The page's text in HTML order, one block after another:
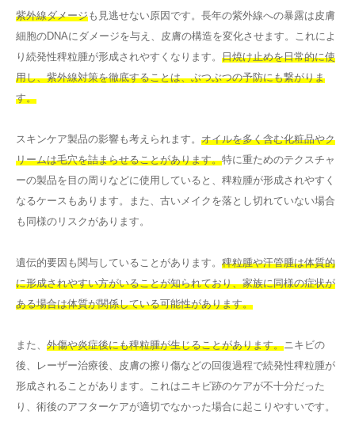
紫外線ダメージも見逃せない原因です。長年の紫外線への暴露は皮膚
細胞のDNAにダメージを与え、皮膚の構造を変化させます。これによ
り続発性稗粒腫が形成されやすくなります。 日焼け止めを日常的に使
用し、紫外線対策を徹底することは、ぶつぶつの予防にも繋がりま
す。
スキンケア製品の影響も考えられます。 オイルを多く含む化粧品やク
リームは毛穴を詰まらせることがあります。特に重ためのテクスチャ
ーの製品を目の周りなどに使用していると、稗粒腫が形成されやすく
なるケースもあります。また、古いメイクを落とし切れていない場合
も同様のリスクがあります。
遺伝的要因も関与していることがあります。 稗粒腫や汗管腫は体質的
に形成されやすい方がいることが知られており、家族に同様の症状が
ある場合は体質が関係している可能性があります。
また、 外傷や炎症後にも稗粒腫が生じることがあります。ニキビの
後、レーザー治療後、皮膚の擦り傷などの回復過程で続発性稗粒腫が
形成されることがあります。これはニキビ跡のケアが不十分だった
り、術後のアフターケアが適切でなかった場合に起こりやすいです。